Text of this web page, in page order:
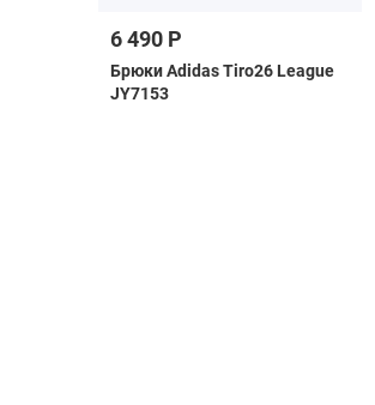
6 490 Р
Брюки Adidas Tiro26 League
JY7153